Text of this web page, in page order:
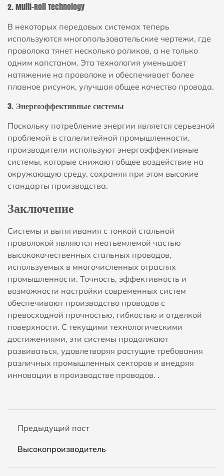
2. Multi-Roll Technology
В некоторых передовых системах теперь
используются многопользовательские чертежи, где
проволока тянет несколько роликов, а не только
одним капстаном. Эта технология уменьшает
натяжение на проволоке и обеспечивает более
плавное рисунок, улучшая общее качество провода.
3. Энергоэффективные системы
Поскольку потребление энергии является серьезной
проблемой в сталелитейной промышленности,
производители используют энергоэффективные
системы, которые снижают общее воздействие на
окружающую среду, сохраняя при этом высокие
стандарты производства.
Заключение
Системы и вытягивания с тонкой стальной
проволокой являются неотъемлемой частью
высококачественных стальных проводов,
используемых в многочисленных отраслях
промышленности. Точность, эффективность и
возможности настройки современных систем
обеспечивают производство проводов с
превосходной прочностью, гибкостью и отделкой
поверхности. С текущими технологическими
достижениями, эти системы продолжают
развиваться, удовлетворяя растущие требования
различных промышленных секторов и внедряя
инновации в производстве проводов. .
Предыдущий пост
Высокопроизводитель